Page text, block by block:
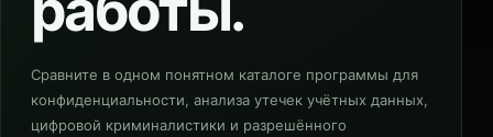
Сравните в одном понятном каталоге программы для
конфиденциальности, анализа утечек учётных данных,
цифровой криминалистики и разрешённого